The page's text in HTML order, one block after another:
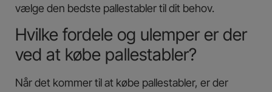
vælge den bedste pallestabler til dit behov.
Hvilke fordele og ulemper er der
ved at købe pallestabler?
Når det kommer til at købe pallestabler, er der